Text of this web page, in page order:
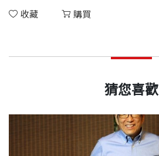
收藏 購買
猜您喜歡